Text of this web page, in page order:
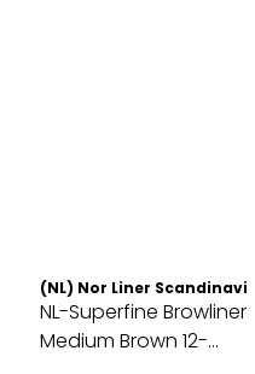
(NL) Nor Liner Scandinavia
NL-Superfine Browliner
Medium Brown 12-